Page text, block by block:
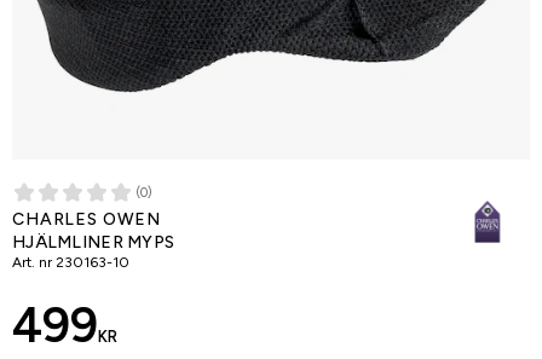
(0)
CHARLES OWEN
HJÄLMLINER MYPS
Art. nr 230163-10
499 KR